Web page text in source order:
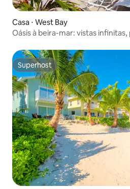
Casa ⋅ West Bay
Oásis à beira-mar: vistas
Superhost
Superhost